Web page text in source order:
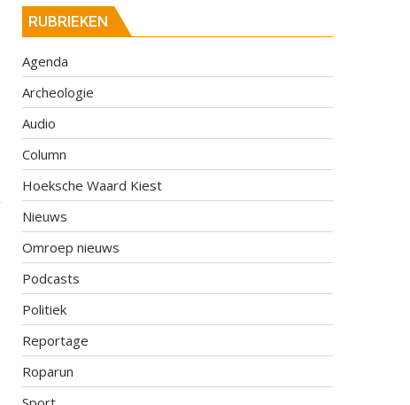
RUBRIEKEN
Agenda
Archeologie
Audio
Column
Hoeksche Waard Kiest
Nieuws
Omroep nieuws
Podcasts
Politiek
Reportage
Roparun